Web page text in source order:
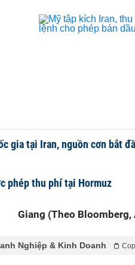
gia tại Iran, nguồn cơn bắt
phép thu phí tại Hormuz
Giang (Theo Bloomberg,
Nghiệp & Kinh Doanh